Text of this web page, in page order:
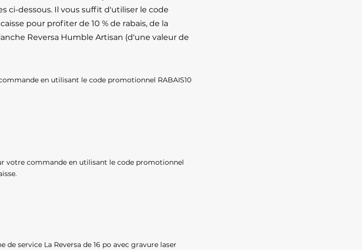
ci-dessous. Il vous suffit d'utiliser le code
pour profiter de 10 % de rabais, de la
Reversa Humble Artisan (d'une valeur de
en utilisant le code promotionnel RABAIS10
votre commande en utilisant le code promotionnel
service La Reversa de 16 po avec gravure laser